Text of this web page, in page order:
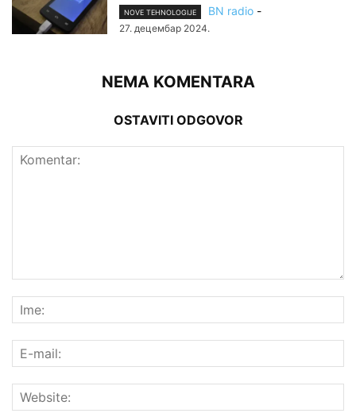
NOVE TEHNOLOGIJE BN radio -
27. децембар 2024.
NEMA KOMENTARA
OSTAVITI ODGOVOR